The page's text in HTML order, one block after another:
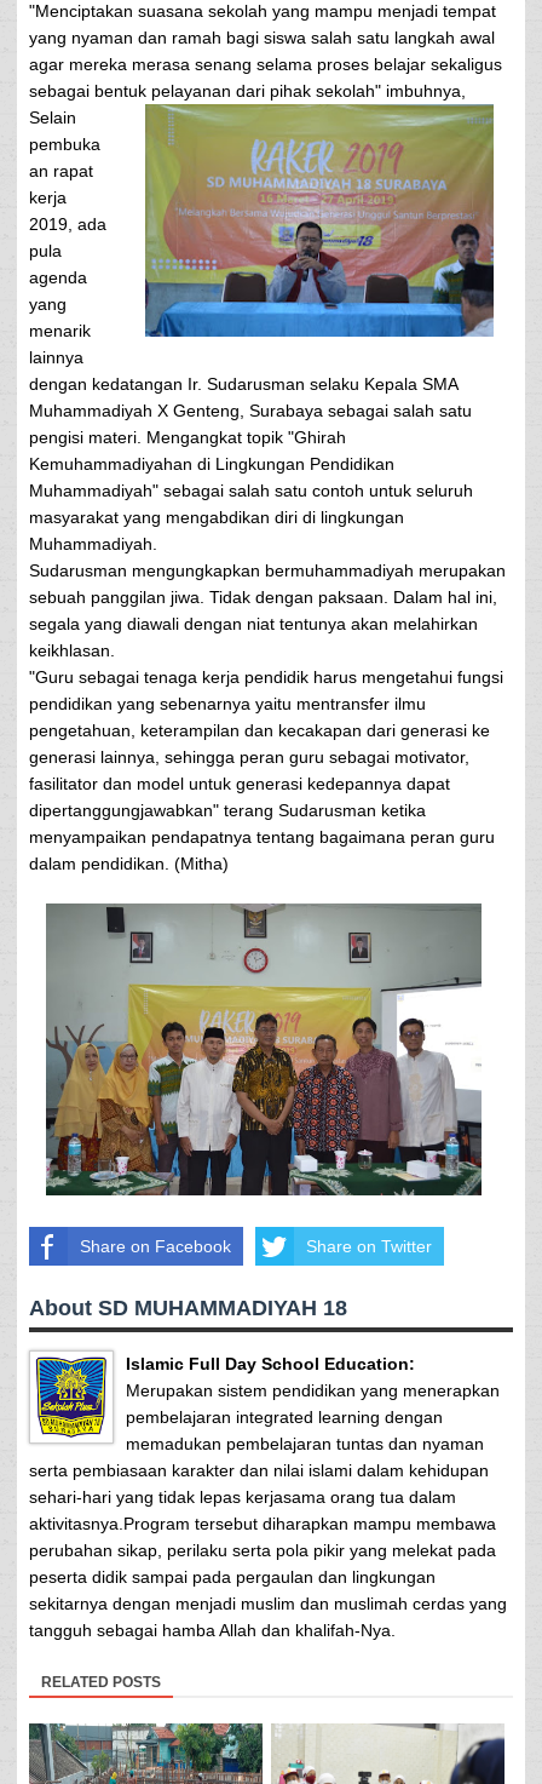
"Menciptakan suasana sekolah yang mampu menjadi tempat
yang nyaman dan ramah bagi siswa salah satu langkah awal
agar mereka merasa senang selama proses belajar sekaligus
sebagai bentuk pelayanan dari pihak sekolah" imbuhnya,
Selain
pembuka
an rapat
kerja
2019, ada
pula
agenda
yang
menarik
lainnya
dengan kedatangan Ir. Sudarusman selaku Kepala SMA
Muhammadiyah X Genteng, Surabaya sebagai salah satu
pengisi materi. Mengangkat topik "Ghirah
Kemuhammadiyahan di Lingkungan Pendidikan
Muhammadiyah" sebagai salah satu contoh untuk seluruh
masyarakat yang mengabdikan diri di lingkungan
Muhammadiyah.
Sudarusman mengungkapkan bermuhammadiyah merupakan
sebuah panggilan jiwa. Tidak dengan paksaan. Dalam hal ini,
segala yang diawali dengan niat tentunya akan melahirkan
keikhlasan.
"Guru sebagai tenaga kerja pendidik harus mengetahui fungsi
pendidikan yang sebenarnya yaitu mentransfer ilmu
pengetahuan, keterampilan dan kecakapan dari generasi ke
generasi lainnya, sehingga peran guru sebagai motivator,
fasilitator dan model untuk generasi kedepannya dapat
dipertanggungjawabkan" terang Sudarusman ketika
menyampaikan pendapatnya tentang bagaimana peran guru
dalam pendidikan. (Mitha)
Share on Facebook Share on Twitter
About SD MUHAMMADIYAH 18
Islamic Full Day School Education:
Merupakan sistem pendidikan yang menerapkan
pembelajaran integrated learning dengan
memadukan pembelajaran tuntas dan nyaman
serta pembiasaan karakter dan nilai islami dalam kehidupan
sehari-hari yang tidak lepas kerjasama orang tua dalam
aktivitasnya.Program tersebut diharapkan mampu membawa
perubahan sikap, perilaku serta pola pikir yang melekat pada
peserta didik sampai pada pergaulan dan lingkungan
sekitarnya dengan menjadi muslim dan muslimah cerdas yang
tangguh sebagai hamba Allah dan khalifah-Nya.
RELATED POSTS